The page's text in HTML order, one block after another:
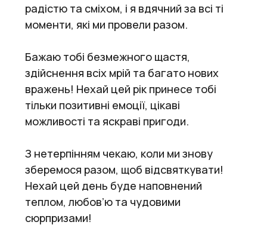
радістю та сміхом, і я вдячний за всі ті
моменти, які ми провели разом.
Бажаю тобі безмежного щастя,
здійснення всіх мрій та багато нових
вражень! Нехай цей рік принесе тобі
тільки позитивні емоції, цікаві
можливості та яскраві пригоди.
З нетерпінням чекаю, коли ми знову
зберемося разом, щоб відсвяткувати!
Нехай цей день буде наповнений
теплом, любов’ю та чудовими
сюрпризами!